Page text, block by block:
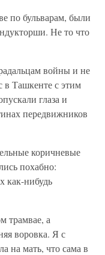
по бульварам, были
Не то что
войны и не
в Ташкенте с этим
глаза и
передвижников
коричневые
похабно:
как-нибудь
трамвае, а
воровка. Я с
на мать, что сама в